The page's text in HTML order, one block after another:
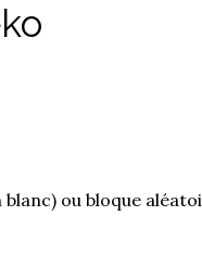
ou bloque